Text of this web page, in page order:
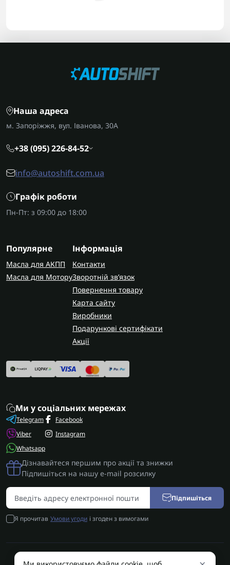
Наша адреса
м. Запоріжжя, вул. Іванова, 30А
+38 (095) 226-84-52
info@autoshift.com.ua
Графік роботи
Пн-Пт: з 09:00 до 18:00
Популярне
Масла для АКПП
Масла для Мотору
Інформація
Контакти
Зворотній зв’язок
Повернення товару
Карта сайту
Виробники
Подарункові сертифікати
Акції
Ми у соціальних мережах
Telegram
Viber
Whatsapp
Facebook
Instagram
Дізнавайтеся першим про акції та знижки
Підпишіться на нашу e-mail розсилку
Підпишіться
Я прочитав Умови угоди і згоден з вимогами